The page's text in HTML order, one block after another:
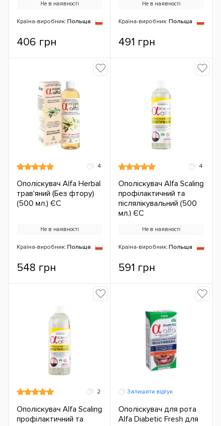
Не в наявності
Країна-виробник: Польща
406 грн
Не в наявності
Країна-виробник: Польща
491 грн
4
Ополіскувач Alfa Herbal
трав'яний (Без фтору)
(500 мл.) ЄС
Не в наявності
Країна-виробник: Польща
548 грн
4
Ополіскувач Alfa Scaling
профілактичний та
післялікувальний (500
мл.) ЄС
Не в наявності
Країна-виробник: Польща
591 грн
2
Ополіскувач Alfa Scaling
профілактичний та
Залишити відгук
Ополіскувач для рота
Alfa Diabetic Fresh для